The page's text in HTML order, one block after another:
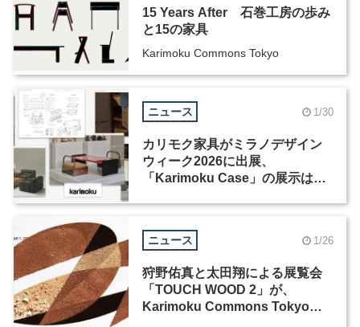
15 Years After 石巻工房の歩み
と15の家具
Karimoku Commons Tokyo
ニュース 1/30
カリモク家具がミラノデザイン
ウィーク2026に出展、
「Karimoku Case」の展示は過
ニュース 1/26
狩野佑真と太田翔による展覧会
「TOUCH WOOD 2」が、
Karimoku Commons Tokyoに